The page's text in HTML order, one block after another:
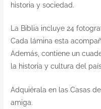
historia y sociedad.
La Biblia incluye 24
Cada lámina esta
Además, contiene un
la historia y cultura del
Adquiérala en las Casas
amiga.